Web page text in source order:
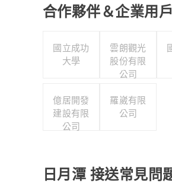
合作夥伴＆企業用戶
國立成功
大學
雲朗觀光
股份有限
公司
億居開發
建設有限
公司
羅崴有限
公司
日月潭 接送常見問